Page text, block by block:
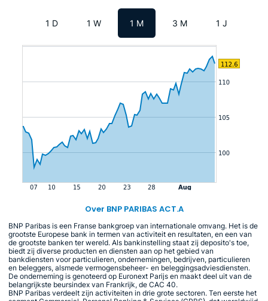
1 D 1 W 1 M 3 M 1 J
Over BNP PARIBAS ACT.A
BNP Paribas is een Franse bankgroep van internationale omvang. Het is de
grootste Europese bank in termen van activiteit en resultaten, en een van
de grootste banken ter wereld. Als bankinstelling staat zij deposito's toe,
biedt zij diverse producten en diensten aan op het gebied van
bankdiensten voor particulieren, ondernemingen, bedrijven, particulieren
en beleggers, alsmede vermogensbeheer- en beleggingsadviesdiensten.
De onderneming is genoteerd op Euronext Parijs en maakt deel uit van de
belangrijkste beursindex van Frankrijk, de CAC 40.
BNP Paribas verdeelt zijn activiteiten in drie grote sectoren. Ten eerste het